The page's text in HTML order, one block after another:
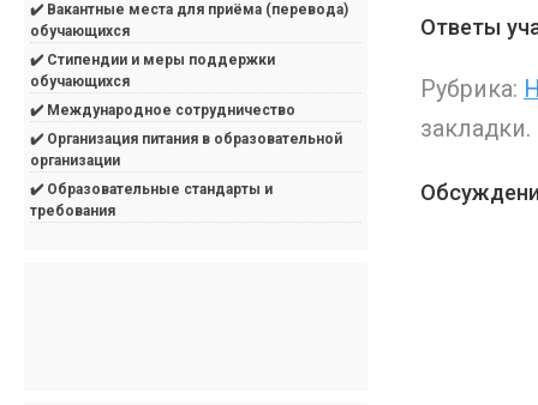
Ответы
Рубрика:
закладки.
✔️ Вакантные места для приёма (перевода)
обучающихся
✔️ Стипендии и меры поддержки
обучающихся
✔️ Международное сотрудничество
✔️ Организация питания в образовательной
организации
✔️ Образовательные стандарты и
требования